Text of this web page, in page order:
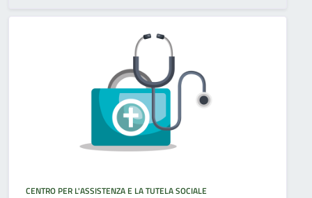
CENTRO PER L'ASSISTENZA E LA TUTELA SOCIALE